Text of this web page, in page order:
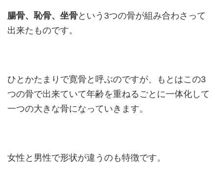
腸骨、恥骨、坐骨という3つの骨が組み合わさって
出来たものです。
ひとかたまりで寛骨と呼ぶのですが、もとはこの3
つの骨で出来ていて年齢を重ねるごとに一体化して
一つの大きな骨になっていきます。
女性と男性で形状が違うのも特徴です。